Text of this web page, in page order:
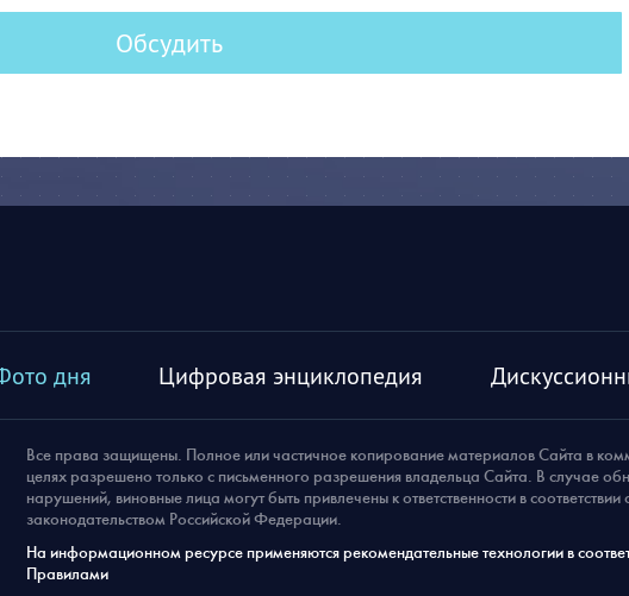
Обсудить
дня Цифровая энциклопедия
Все права защищены. Полное или частичное копирование материалов Сайта в
целях разрешено только с письменного разрешения владельца Сайта. В случае
нарушений, виновные лица могут быть привлечены к ответственности в
законодательством Российской Федерации.
На информационном ресурсе применяются рекомендательные технологии в
Правилами